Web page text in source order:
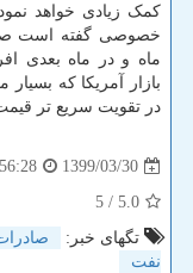
کمک زیادی خواهد
خصوصی گفته است
ماه و در ماه بعدی
بازار آمریکا که
در تقویت سریع تر
1399/03/30
5.0
/ 5
تگهای خبر:
نفت